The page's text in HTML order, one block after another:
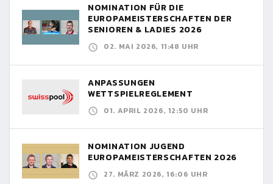
NOMINATION FÜR DIE
EUROPAMEISTERSCHAFTEN DER
SENIOREN & LADIES 2026
02. MAI 2026, 11:48 UHR
ANPASSUNGEN
WETTSPIELREGLEMENT
01. APRIL 2026, 12:50 UHR
NOMINATION JUGEND
EUROPAMEISTERSCHAFTEN 2026
27. MÄRZ 2026, 16:06 UHR